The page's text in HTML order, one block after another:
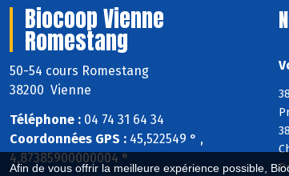
Afin de vous offrir la meilleure expérience possible,
Biocoop Vienne
Romestang
50-54 cours Romestang
38200 Vienne
Téléphone : 04 74 31 64 34
Coordonnées GPS : 45,522549 ° ,
4,87385900000004 °